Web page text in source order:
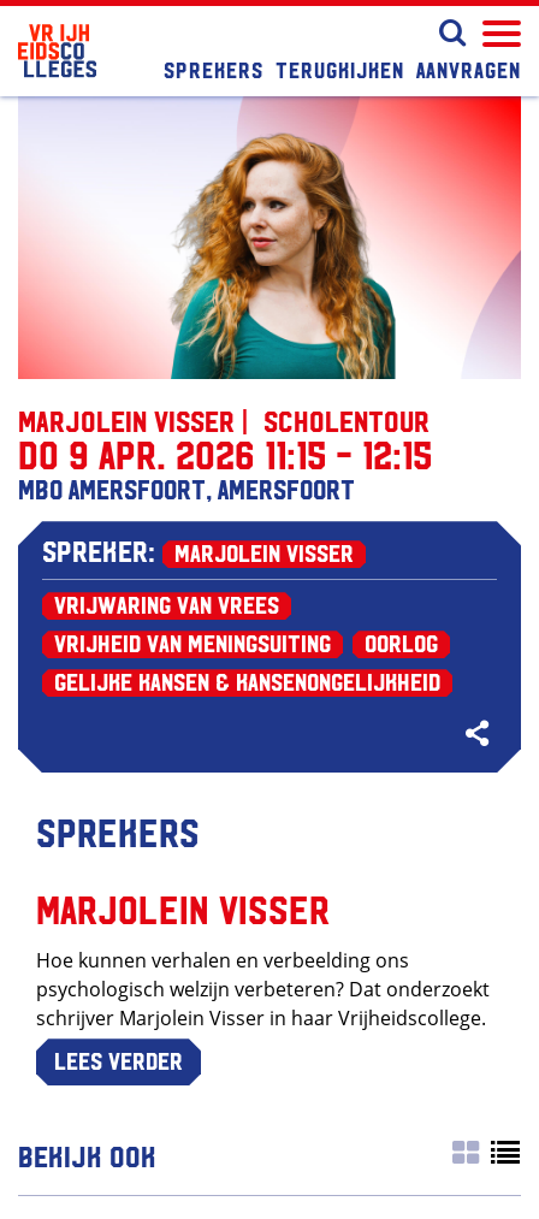
Sprekers Terugkijken Aanvragen
Marjolein Visser | Scholentour
do 9 apr. 2026 11:15 - 12:15
MBO Amersfoort, Amersfoort
Spreker: Marjolein Visser
Vrijwaring van Vrees
Vrijheid van Meningsuiting
Oorlog
Gelijke kansen & kansenongelijkheid
Sprekers
Marjolein Visser
Hoe kunnen verhalen en verbeelding ons
psychologisch welzijn verbeteren? Dat onderzoekt
schrijver Marjolein Visser in haar Vrijheidscollege.
Lees verder
Bekijk ook